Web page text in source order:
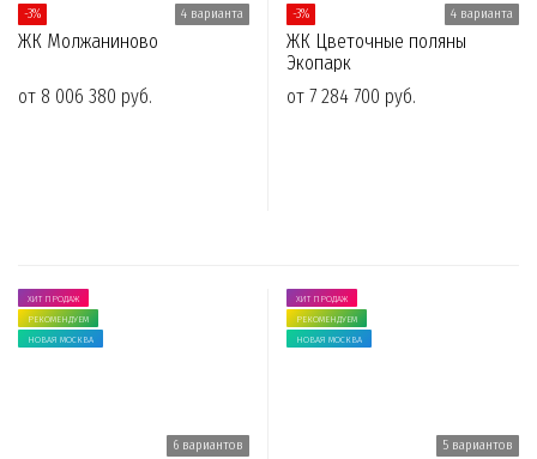
-3% 4 варианта
ЖК Молжаниново
от 8 006 380 руб.
-3% 4 варианта
ЖК Цветочные поляны
Экопарк
от 7 284 700 руб.
ХИТ ПРОДАЖ
РЕКОМЕНДУЕМ
НОВАЯ МОСКВА
6 вариантов
ХИТ ПРОДАЖ
РЕКОМЕНДУЕМ
НОВАЯ МОСКВА
5 вариантов